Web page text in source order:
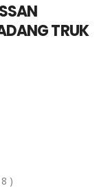
TRUK
)